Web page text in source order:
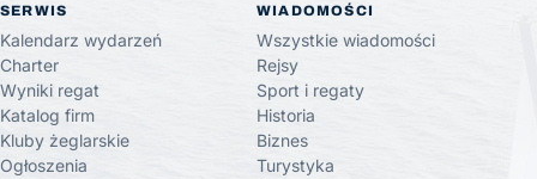
SERWIS
Kalendarz wydarzeń
Charter
Wyniki regat
Katalog firm
Kluby żeglarskie
Ogłoszenia
WIADOMOŚCI
Wszystkie wiadomości
Rejsy
Sport i regaty
Historia
Biznes
Turystyka